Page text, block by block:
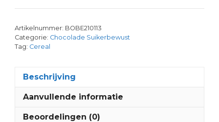
Artikelnummer: BOBE210113
Categorie: Chocolade Suikerbewust
Tag: Cereal
Beschrijving
Aanvullende informatie
Beoordelingen (0)